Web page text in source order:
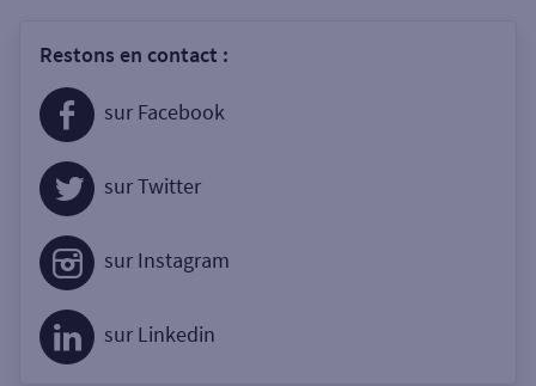
Restons en contact :
sur Facebook
sur Twitter
sur Instagram
sur Linkedin